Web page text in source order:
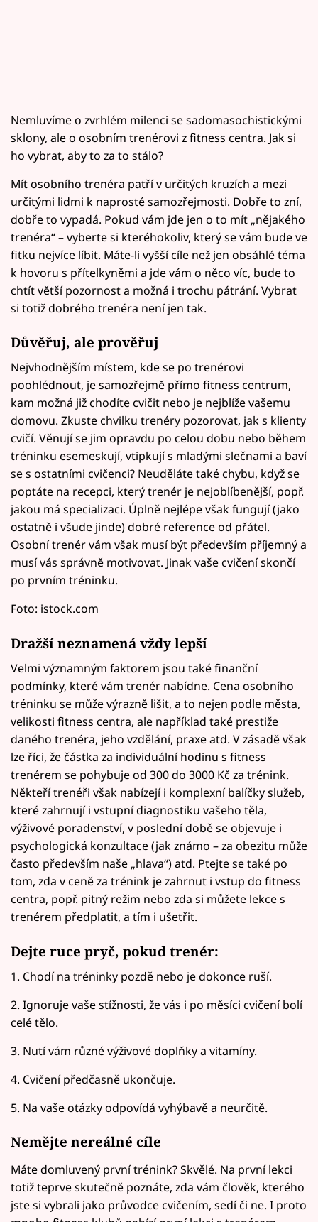
Nemluvíme o zvrhlém milenci se sadomasochistickými
sklony, ale o osobním trenérovi z fitness centra. Jak si
ho vybrat, aby to za to stálo?
Mít osobního trenéra patří v určitých kruzích a mezi
určitými lidmi k naprosté samozřejmosti. Dobře to zní,
dobře to vypadá. Pokud vám jde jen o to mít „nějakého
trenéra“ – vyberte si kteréhokoliv, který se vám bude ve
fitku nejvíce líbit. Máte-li vyšší cíle než jen obsáhlé téma
k hovoru s přítelkyněmi a jde vám o něco víc, bude to
chtít větší pozornost a možná i trochu pátrání. Vybrat
si totiž dobrého trenéra není jen tak.
Důvěřuj, ale prověřuj
Nejvhodnějším místem, kde se po trenérovi
poohlédnout, je samozřejmě přímo fitness centrum,
kam možná již chodíte cvičit nebo je nejblíže vašemu
domovu. Zkuste chvilku trenéry pozorovat, jak s klienty
cvičí. Věnují se jim opravdu po celou dobu nebo během
tréninku esemeskují, vtipkují s mladými slečnami a baví
se s ostatními cvičenci? Neuděláte také chybu, když se
poptáte na recepci, který trenér je nejoblíbenější, popř.
jakou má specializaci. Úplně nejlépe však fungují (jako
ostatně i všude jinde) dobré reference od přátel.
Osobní trenér vám však musí být především příjemný a
musí vás správně motivovat. Jinak vaše cvičení skončí
po prvním tréninku.
Foto: istock.com
Dražší neznamená vždy lepší
Velmi významným faktorem jsou také finanční
podmínky, které vám trenér nabídne. Cena osobního
tréninku se může výrazně lišit, a to nejen podle města,
velikosti fitness centra, ale například také prestiže
daného trenéra, jeho vzdělání, praxe atd. V zásadě však
lze říci, že částka za individuální hodinu s fitness
trenérem se pohybuje od 300 do 3000 Kč za trénink.
Někteří trenéři však nabízejí i komplexní balíčky služeb,
které zahrnují i vstupní diagnostiku vašeho těla,
výživové poradenství, v poslední době se objevuje i
psychologická konzultace (jak známo – za obezitu může
často především naše „hlava“) atd. Ptejte se také po
tom, zda v ceně za trénink je zahrnut i vstup do fitness
centra, popř. pitný režim nebo zda si můžete lekce s
trenérem předplatit, a tím i ušetřit.
Dejte ruce pryč, pokud trenér:
1. Chodí na tréninky pozdě nebo je dokonce ruší.
2. Ignoruje vaše stížnosti, že vás i po měsíci cvičení bolí
celé tělo.
3. Nutí vám různé výživové doplňky a vitamíny.
4. Cvičení předčasně ukončuje.
5. Na vaše otázky odpovídá vyhýbavě a neurčitě.
Nemějte nereálné cíle
Máte domluvený první trénink? Skvělé. Na první lekci
totiž teprve skutečně poznáte, zda vám člověk, kterého
jste si vybrali jako průvodce cvičením, sedí či ne. I proto